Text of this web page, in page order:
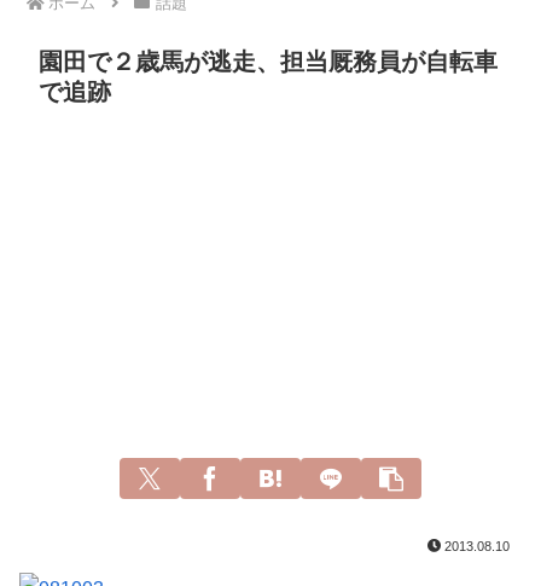
園田で２歳馬が逃走、担当厩務員が自転車
で追跡
2013.08.10